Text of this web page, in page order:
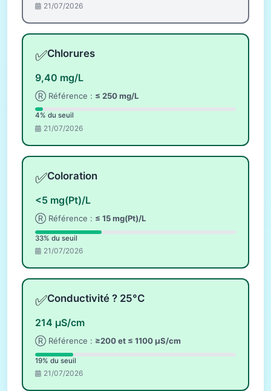
21/07/2026
✅Chlorures
9,40 mg/L
Ⓡ Référence : ≤ 250 mg/L
4% du seuil
21/07/2026
✅Coloration
<5 mg(Pt)/L
Ⓡ Référence : ≤ 15 mg(Pt)/L
33% du seuil
21/07/2026
✅Conductivité ? 25°C
214 µS/cm
Ⓡ Référence : ≥200 et ≤ 1100 µS/cm
19% du seuil
21/07/2026